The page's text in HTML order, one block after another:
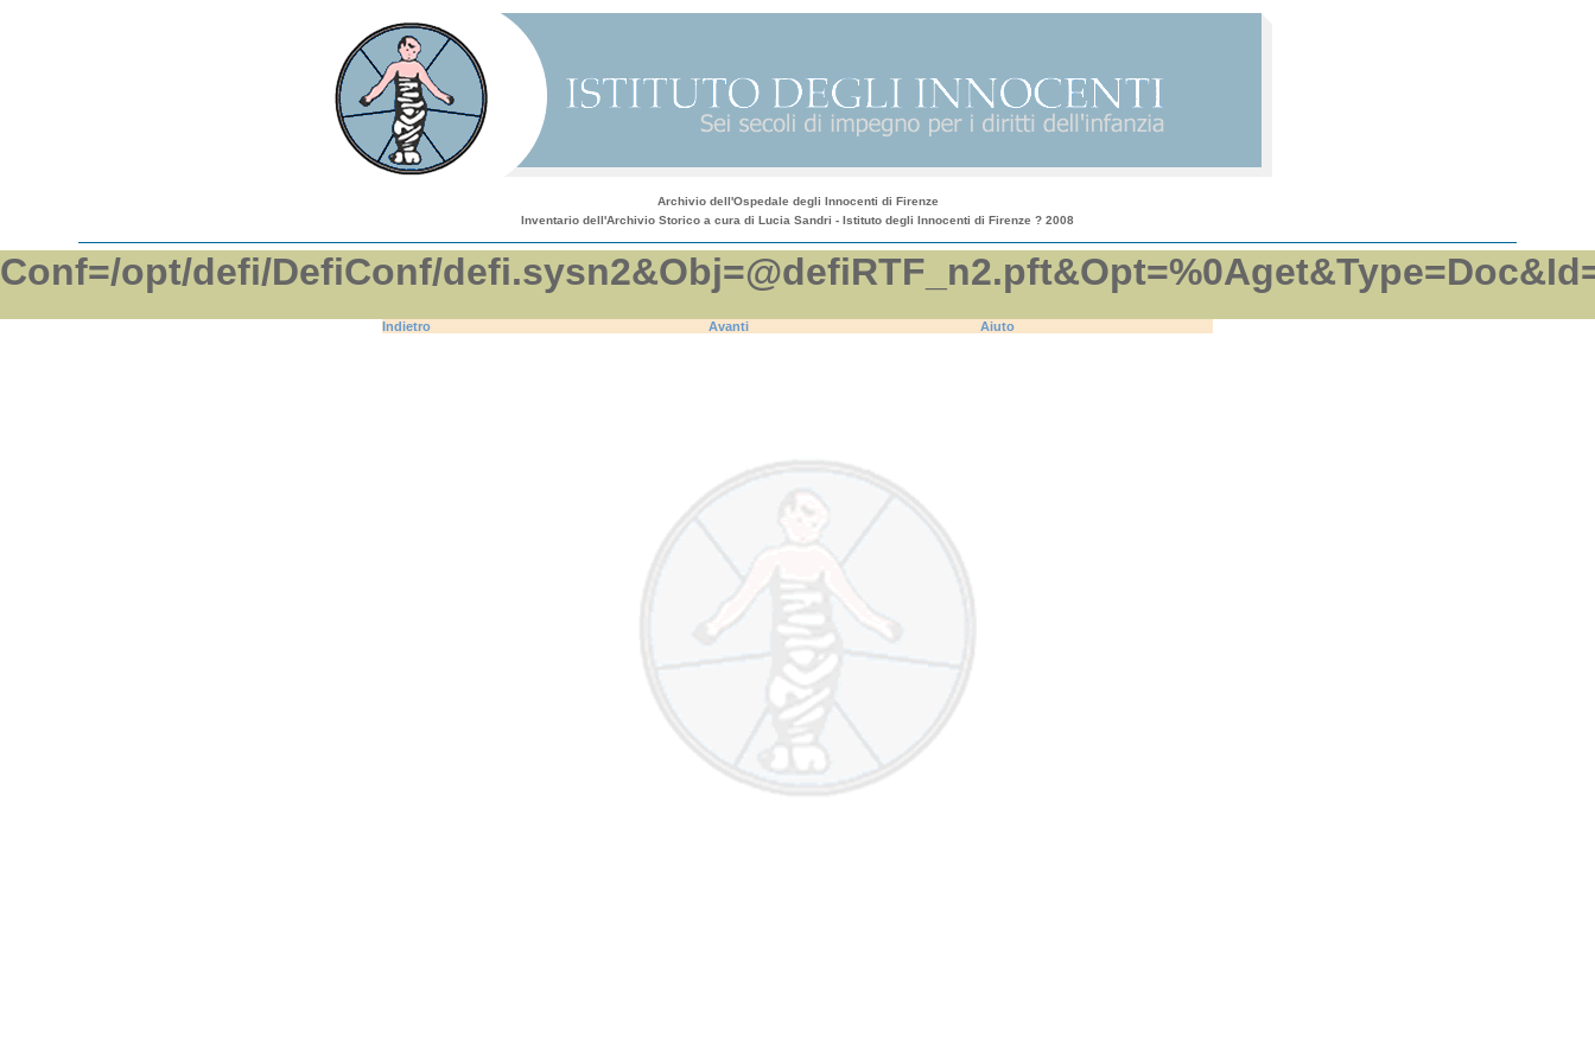
Archivio dell'Ospedale degli Innocenti di Firenze
Inventario dell'Archivio Storico a cura di Lucia Sandri - Istituto degli Innocenti di Firenze ? 2008
Conf=/opt/defi/DefiConf/
Indietro Avanti Aiuto